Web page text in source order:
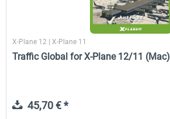
X-Plane 12 | X-Plane 11
Traffic Global for X-Plane 12/11 (Mac)
45,70 € *